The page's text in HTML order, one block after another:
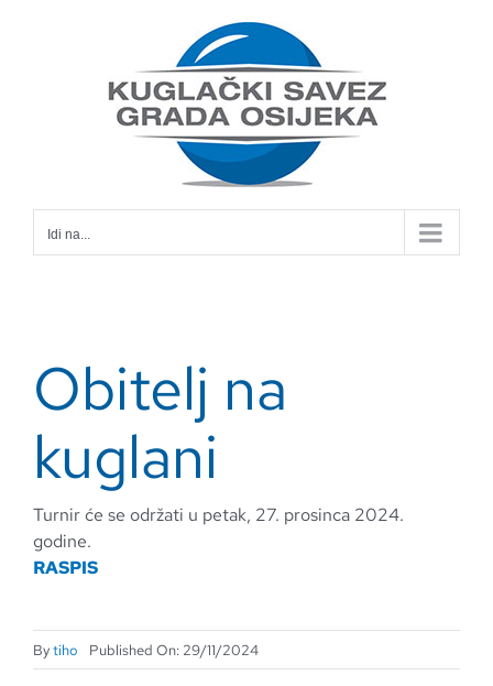
Idi na...
Obitelj na
kuglani
Turnir će se održati u petak, 27. prosinca 2024.
godine.
RASPIS
Bytiho Published On: 29/11/2024